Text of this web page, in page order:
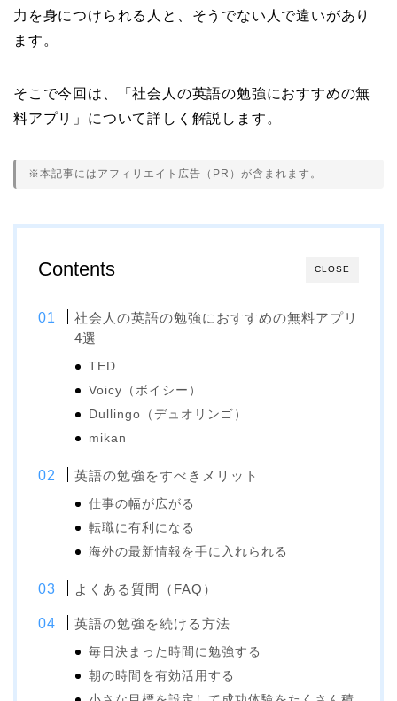
力を身につけられる人と、そうでない人で違いがあり
ます。
そこで今回は、「社会人の英語の勉強におすすめの無
料アプリ」について詳しく解説します。
※本記事にはアフィリエイト広告（PR）が含まれます。
CLOSE
Contents
社会人の英語の勉強におすすめの無料アプリ
4選
TED
Voicy（ボイシー）
Dullingo（デュオリンゴ）
mikan
英語の勉強をすべきメリット
仕事の幅が広がる
転職に有利になる
海外の最新情報を手に入れられる
よくある質問（FAQ）
英語の勉強を続ける方法
毎日決まった時間に勉強する
朝の時間を有効活用する